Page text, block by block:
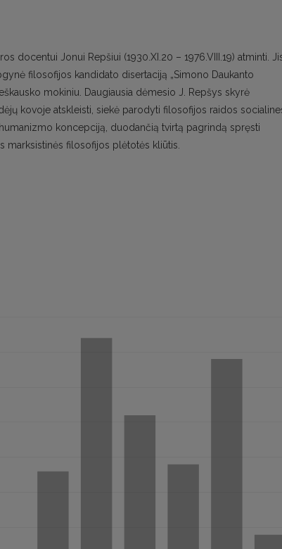
docentui Jonui Repšiui (1930.XI.20 – 1976.VIII.19) atminti.
filosofijos kandidato disertaciją „Simono Daukanto
mokiniu. Daugiausia dėmesio J. Repšys skyrė
kovoje atskleisti, siekė parodyti filosofijos raidos
koncepciją, duodančią tvirtą pagrindą spręsti
marksistinės filosofijos plėtotės kliūtis.